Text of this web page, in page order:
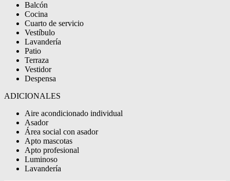
Balcón
Cocina
Cuarto de servicio
Vestíbulo
Lavandería
Patio
Terraza
Vestidor
Despensa
ADICIONALES
Aire acondicionado individual
Asador
Área social con asador
Apto mascotas
Apto profesional
Luminoso
Lavandería